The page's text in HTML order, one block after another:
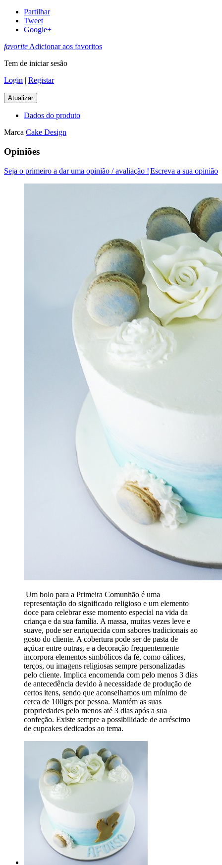
Partilhar
Tweet
Google+
favoriteAdicionar aos favoritos
Tem de iniciar sesão
Login | Registar
Dados do produto
Marca Cake Design
Opiniões
Escreva a sua opinião
Seja o primeiro a dar uma opinião / avaliação !
Um bolo para a Primeira Comunhão é uma
representação do significado religioso e um elemento
doce para celebrar esse momento especial na vida da
criança e da sua família. A massa, muitas vezes leve e
suave, pode ser enriquecida com sabores tradicionais ao
gosto do cliente. A cobertura pode ser de pasta de
açúcar entre outras, e a decoração frequentemente
incorpora elementos simbólicos da fé, como cálices,
terços, ou imagens religiosas sempre personalizadas
pelo cliente. Implica encomenda com pelo menos 3 dias
de antecedência devido à necessidade de produção de
certos itens, sendo que aconselhamos um mínimo de
cerca de 100grs por pessoa. Mantém as suas
propriedades pelo menos até 3 dias após a sua
confeção. Existe sempre a possibilidade de acréscimo
de cupcakes dedicados ao tema.